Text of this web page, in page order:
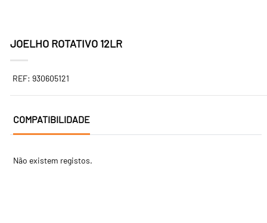
JOELHO ROTATIVO 12LR
REF: 930605121
COMPATIBILIDADE
Não existem registos.